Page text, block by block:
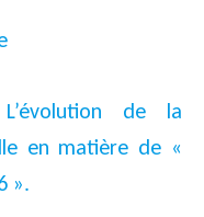
de la
en matière de «
».